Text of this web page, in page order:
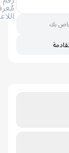
مُعرف
اللاعب